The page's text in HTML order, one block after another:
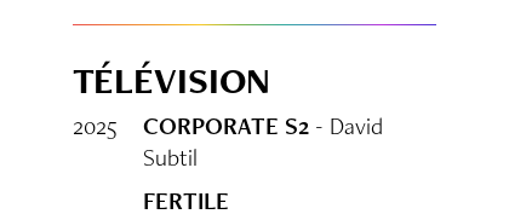
TÉLÉVISION
2025 CORPORATE S2 - David
Subtil
FERTILE